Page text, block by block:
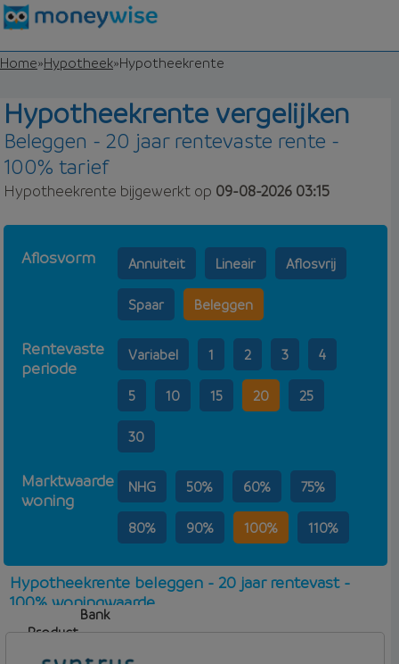
Home»Hypotheek»Hypotheekrente
Hypotheekrente vergelijken
Beleggen - 20 jaar rentevaste rente -
100% tarief
Hypotheekrente bijgewerkt op 09-08-2026 03:15
Aflosvorm Annuiteit Lineair Aflosvrij
Spaar Beleggen
Rentevaste
periode
Variabel 1 2 3 4
5 10 15 20 25
30
Marktwaarde
woning
NHG 50% 60% 75%
80% 90% 100% 110%
Hypotheekrente beleggen - 20 jaar rentevast -
100% woningwaarde
Bank
Product